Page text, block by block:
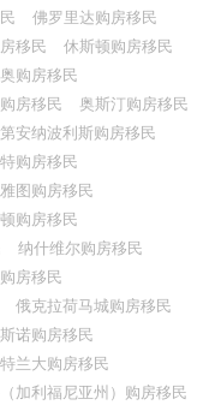
佛罗里达购房移民
移民
休斯顿购房移民
购房移民
房移民
奥斯汀购房移民
安纳波利斯购房移民
购房移民
图购房移民
购房移民
纳什维尔购房移民
房移民
俄克拉荷马城购房移民
诺购房移民
兰大购房移民
加利福尼亚州）购房移民